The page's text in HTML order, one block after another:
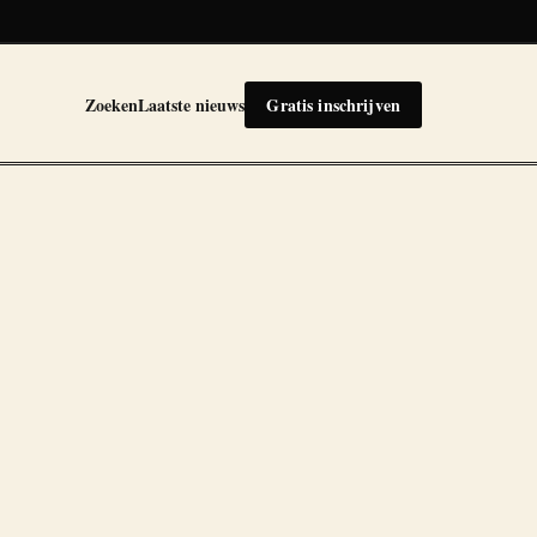
ZoekenLaatste nieuws Gratis inschrijven